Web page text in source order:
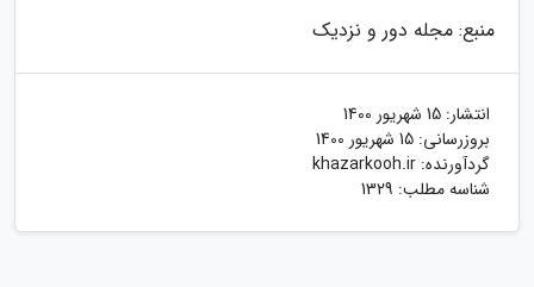
منبع: مجله دور و نزدیک
انتشار: 15 شهریور 1400
بروزرسانی: 15 شهریور 1400
گردآورنده: khazarkooh.ir
شناسه مطلب: 1329